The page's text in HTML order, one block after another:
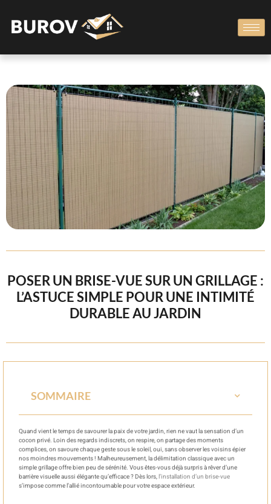
POSER UN BRISE-VUE SUR UN GRILLAGE :
L’ASTUCE SIMPLE POUR UNE INTIMITÉ
DURABLE AU JARDIN
SOMMAIRE
Quand vient le temps de savourer la paix de votre jardin, rien ne vaut la sensation d’un
cocon privé. Loin des regards indiscrets, on respire, on partage des moments
complices, on savoure chaque geste sous le soleil, oui, sans observer les voisins épier
nos moindres mouvements ! Malheureusement, la délimitation classique avec un
simple grillage offre bien peu de sérénité. Vous êtes-vous déjà surpris à rêver d’une
barrière visuelle aussi élégante qu’efficace ? Dès lors,l’installation d’un brise-vue
s’impose comme l’allié incontournable pour votre espace extérieur.